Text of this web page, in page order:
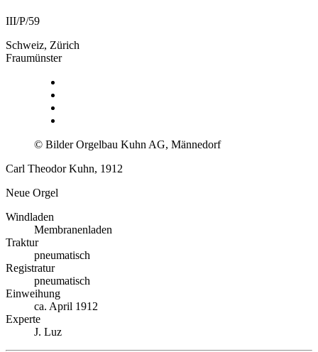
III/P/59
Schweiz, Zürich
Fraumünster
© Bilder Orgelbau Kuhn AG, Männedorf
Carl Theodor Kuhn, 1912
Neue Orgel
Windladen
Membranenladen
Traktur
pneumatisch
Registratur
pneumatisch
Einweihung
ca. April 1912
Experte
J. Luz